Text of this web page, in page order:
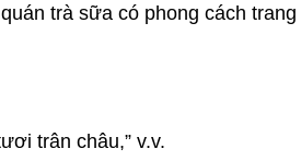
trà sữa có phong cách
trân châu,” v.v.